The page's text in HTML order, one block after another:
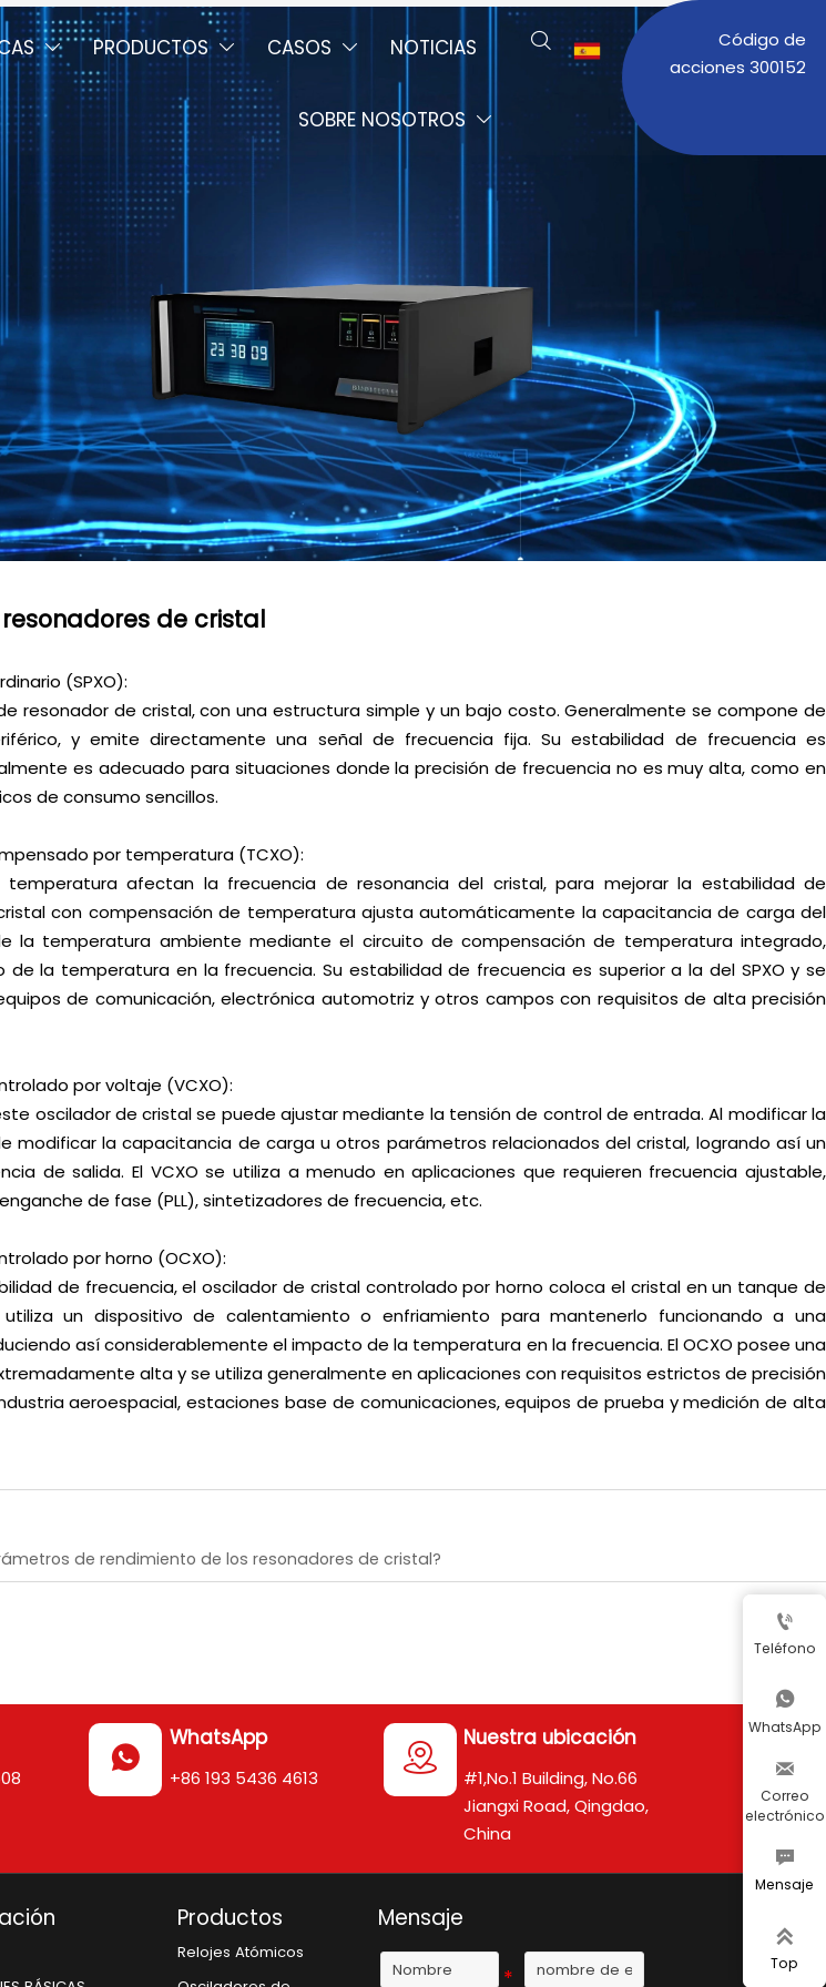
 PRODUCTOS  CASOS  NOTICIAS
SOBRE NOSOTROS 
 
Código de
acciones 300152
de cristal
(SPXO):
resonador de cristal, con una estructura simple y un bajo costo. Generalmente se compone de
y emite directamente una señal de frecuencia fija. Su estabilidad de frecuencia es
es adecuado para situaciones donde la precisión de frecuencia no es muy alta, como en
de consumo sencillos.
por temperatura (TCXO):
afectan la frecuencia de resonancia del cristal, para mejorar la estabilidad de
con compensación de temperatura ajusta automáticamente la capacitancia de carga del
la temperatura ambiente mediante el circuito de compensación de temperatura integrado,
la temperatura en la frecuencia. Su estabilidad de frecuencia es superior a la del SPXO y se
de comunicación, electrónica automotriz y otros campos con requisitos de alta precisión
por voltaje (VCXO):
oscilador de cristal se puede ajustar mediante la tensión de control de entrada. Al modificar la
modificar la capacitancia de carga u otros parámetros relacionados del cristal, logrando así un
de salida. El VCXO se utiliza a menudo en aplicaciones que requieren frecuencia ajustable,
de fase (PLL), sintetizadores de frecuencia, etc.
por horno (OCXO):
de frecuencia, el oscilador de cristal controlado por horno coloca el cristal en un tanque de
un dispositivo de calentamiento o enfriamiento para mantenerlo funcionando a una
así considerablemente el impacto de la temperatura en la frecuencia. El OCXO posee una
alta y se utiliza generalmente en aplicaciones con requisitos estrictos de precisión
aeroespacial, estaciones base de comunicaciones, equipos de prueba y medición de alta
de rendimiento de los resonadores de cristal?

WhatsApp
+86 193 5436 4613

Nuestra ubicación
#1,No.1 Building, No.66
Jiangxi Road, Qingdao,
China
Productos
Relojes Atómicos
Mensaje

Teléfono

WhatsApp

Correo
electrónico

Mensaje

Top